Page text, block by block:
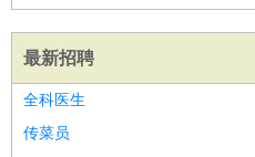
最新招聘
全科医生
传菜员